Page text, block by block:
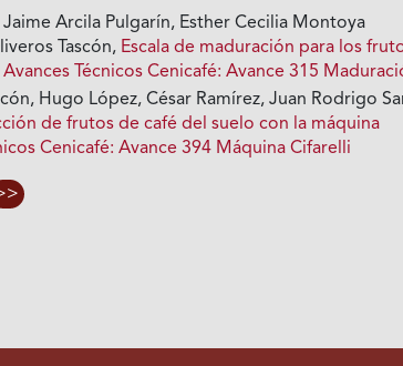
Arcila Pulgarín, Esther Cecilia Montoya
Tascón, Escala de maduración para los
Avances Técnicos Cenicafé: Avance 315
Hugo López, César Ramírez, Juan Rodrigo
de frutos de café del suelo con la máquina
Cenicafé: Avance 394 Máquina Cifarelli